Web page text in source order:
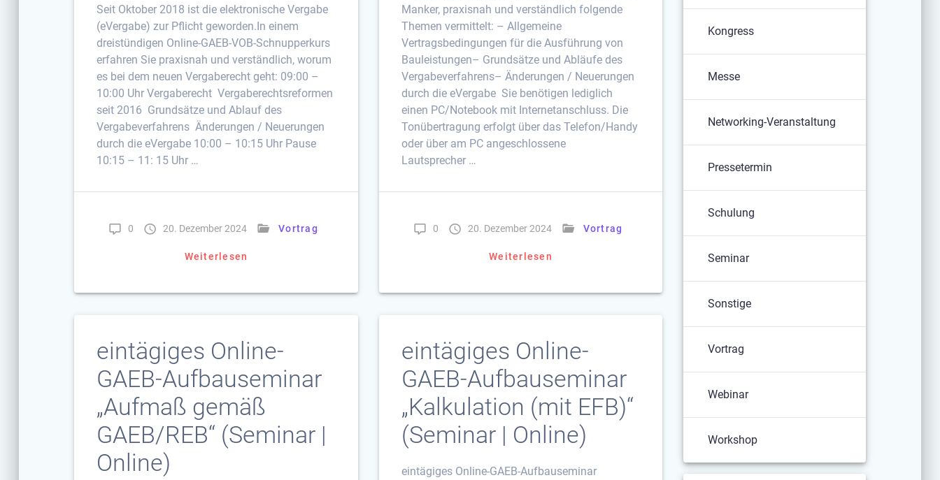
Manker, praxisnah und verständlich folgende
Themen vermittelt: – Allgemeine
Vertragsbedingungen für die Ausführung von
Bauleistungen– Grundsätze und Abläufe des
Vergabeverfahrens– Änderungen / Neuerungen
durch die eVergabe Sie benötigen lediglich
einen PC/Notebook mit Internetanschluss. Die
Tonübertragung erfolgt über das Telefon/Handy
oder über am PC angeschlossene
Lautsprecher …
0 20. Dezember 2024 Vortrag
Weiterlesen
Seit Oktober 2018 ist die elektronische Vergabe
(eVergabe) zur Pflicht geworden.In einem
dreistündigen Online-GAEB-VOB-Schnupperkurs
erfahren Sie praxisnah und verständlich, worum
es bei dem neuen Vergaberecht geht: 09:00 –
10:00 Uhr Vergaberecht Vergaberechtsreformen
seit 2016 Grundsätze und Ablauf des
Vergabeverfahrens Änderungen / Neuerungen
durch die eVergabe 10:00 – 10:15 Uhr Pause
10:15 – 11: 15 Uhr …
0 20. Dezember 2024 Vortrag
Weiterlesen
eintägiges Online-
GAEB-Aufbauseminar
„Aufmaß gemäß
GAEB/REB“ (Seminar |
Online)
eintägiges Online-
GAEB-Aufbauseminar
„Kalkulation (mit EFB)“
(Seminar | Online)
eintägiges Online-GAEB-Aufbauseminar
Kongress
Messe
Networking-Veranstaltung
Pressetermin
Schulung
Seminar
Sonstige
Vortrag
Webinar
Workshop